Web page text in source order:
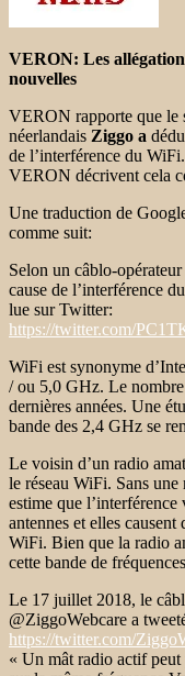
VERON: Les
nouvelles
VERON rapporte que le
néerlandais Ziggo a
de l’interférence du WiFi.
VERON décrivent cela
Une traduction de
comme suit:
Selon un câblo-
cause de l’interférence
lue sur Twitter:
https://twitter.com/
WiFi est synonyme
/ ou 5,0 GHz. Le
dernières années. Une
bande des 2,4 GHz se
Le voisin d’un radio
le réseau WiFi. Sans
estime que
antennes et elles
WiFi. Bien que la radio
cette bande de
Le 17 juillet 2018, le
@ZiggoWebcare a
https://twitter.com/
« Un mât radio actif